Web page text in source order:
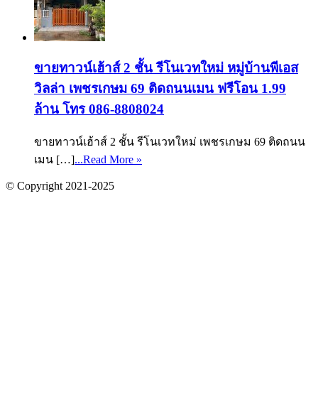
ขายทาวน์เฮ้าส์ 2 ชั้น รีโนเวทใหม่ หมู่บ้านพีเอส
วิลล่า เพชรเกษม 69 ติดถนนเมน ฟรีโอน 1.99
ล้าน โทร 086-8808024
ขายทาวน์เฮ้าส์ 2 ชั้น รีโนเวทใหม่ เพชรเกษม 69 ติดถนน
เมน […]...Read More »
© Copyright 2021-2025